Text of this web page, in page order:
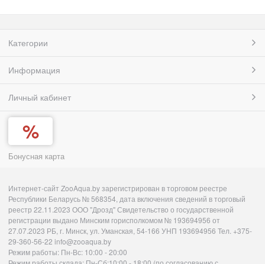
Категории
Информация
Личный кабинет
Бонусная карта
Интернет-сайт ZooAqua.by зарегистрирован в торговом реестре
Республики Беларусь № 568354, дата включения сведений в торговый
реестр 22.11.2023 ООО "Дрозд" Свидетельство о государственной
регистрации выдано Минским горисполкомом № 193694956 от
27.07.2023 РБ, г. Минск, ул. Уманская, 54-166 УНП 193694956 Тел. +375-
29-360-56-22 info@zooaqua.by
Режим работы: Пн-Вс: 10:00 - 20:00